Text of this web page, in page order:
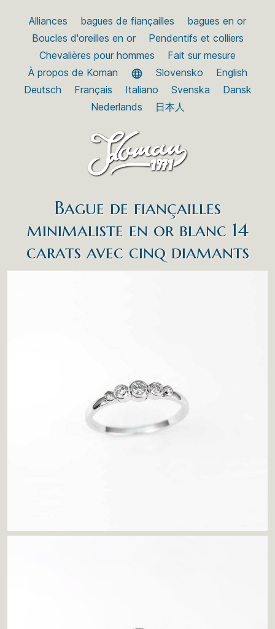
Alliances bagues de fiançailles
bagues en or
Boucles d'oreilles en or
Pendentifs et colliers
Chevalières pour hommes
Fait sur mesure
À propos de Koman
Slovensko
English
Deutsch
Français Italiano Svenska
Dansk
Nederlands
日本人
Bague de fiançailles
minimaliste en or blanc 14
carats avec cinq diamants